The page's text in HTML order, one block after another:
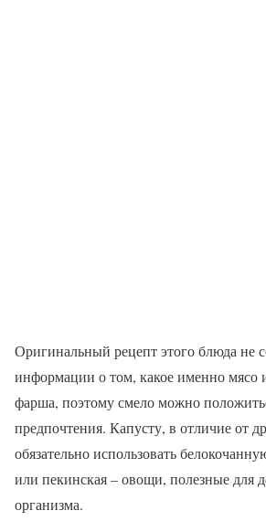
Оригинальный рецепт этого блюда не
информации о том, какое именно мясо
фарша, поэтому смело можно
предпочтения. Капусту, в отличие от
обязательно использовать
или пекинская – овощи, полезные для
организма.